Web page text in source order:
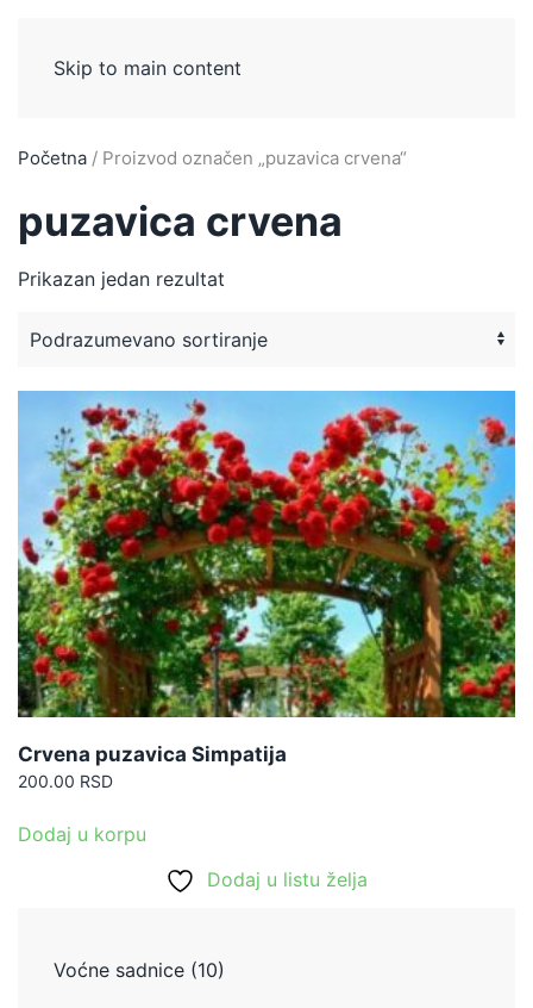
Skip to main content
Početna / Proizvod označen „puzavica crvena“
puzavica crvena
Prikazan jedan rezultat
Crvena puzavica Simpatija
200.00 RSD
Dodaj u korpu
Dodaj u listu želja
Voćne sadnice (10)